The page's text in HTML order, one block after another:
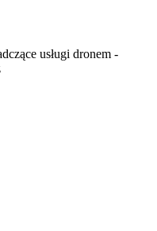
usługi dronem -